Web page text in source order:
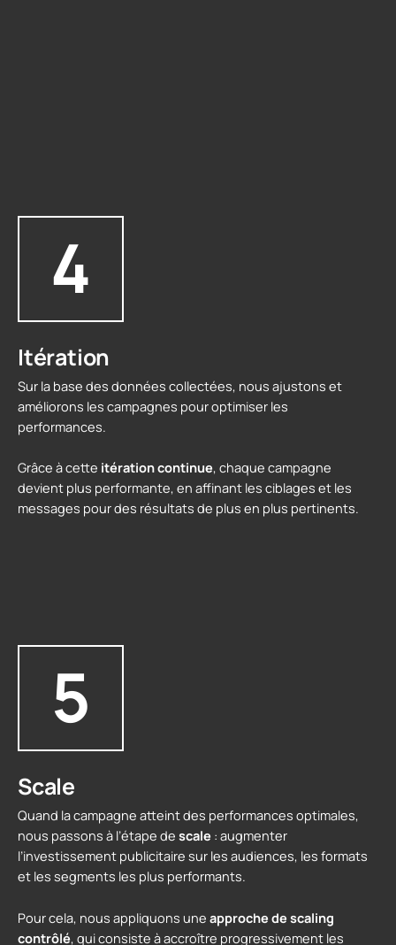
4
Itération
Sur la base des données collectées, nous ajustons et
améliorons les campagnes pour optimiser les
performances.
Grâce à cette itération continue, chaque campagne
devient plus performante, en affinant les ciblages et les
messages pour des résultats de plus en plus pertinents.
5
Scale
Quand la campagne atteint des performances optimales,
nous passons à l’étape de scale : augmenter
l’investissement publicitaire sur les audiences, les formats
et les segments les plus performants.
Pour cela, nous appliquons une approche de scaling
contrôlé, qui consiste à accroître progressivement les